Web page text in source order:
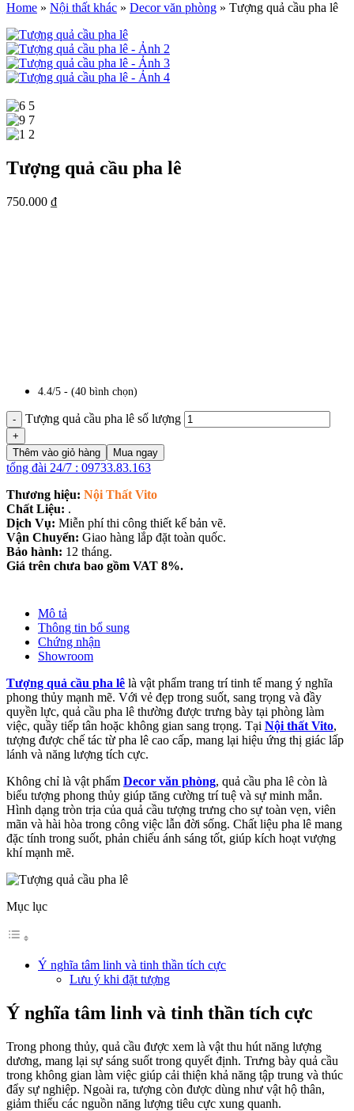
Home » Nội thất khác » Decor văn phòng » Tượng quả cầu pha lê
Tượng quả cầu pha lê
750.000 ₫
4.4/5 - (40 bình chọn)
Tượng quả cầu pha lê số lượng
Thêm vào giỏ hàng Mua ngay
tổng đài 24/7 : 09733.83.163
Thương hiệu: Nội Thất Vito
Chất Liệu: .
Dịch Vụ: Miễn phí thi công thiết kế bản vẽ.
Vận Chuyển: Giao hàng lắp đặt toàn quốc.
Bảo hành: 12 tháng.
Giá trên chưa bao gồm VAT 8%.
Mô tả
Thông tin bổ sung
Chứng nhận
Showroom
Tượng quả cầu pha lê là vật phẩm trang trí tinh tế mang ý nghĩa
phong thủy mạnh mẽ. Với vẻ đẹp trong suốt, sang trọng và đầy
quyền lực, quả cầu pha lê thường được trưng bày tại phòng làm
việc, quầy tiếp tân hoặc không gian sang trọng. Tại Nội thất Vito,
tượng được chế tác từ pha lê cao cấp, mang lại hiệu ứng thị giác lấp
lánh và năng lượng tích cực.
Không chỉ là vật phẩm Decor văn phòng, quả cầu pha lê còn là
biểu tượng phong thủy giúp tăng cường trí tuệ và sự minh mẫn.
Hình dạng tròn trịa của quả cầu tượng trưng cho sự toàn vẹn, viên
mãn và hài hòa trong công việc lẫn đời sống. Chất liệu pha lê mang
đặc tính trong suốt, phản chiếu ánh sáng tốt, giúp kích hoạt vượng
khí mạnh mẽ.
Mục lục
Ý nghĩa tâm linh và tinh thần tích cực
Lưu ý khi đặt tượng
Ý nghĩa tâm linh và tinh thần tích cực
Trong phong thủy, quả cầu được xem là vật thu hút năng lượng
dương, mang lại sự sáng suốt trong quyết định. Trưng bày quả cầu
trong không gian làm việc giúp cải thiện khả năng tập trung và thúc
đẩy sự nghiệp. Ngoài ra, tượng còn được dùng như vật hộ thân,
giảm thiểu các nguồn năng lượng tiêu cực xung quanh.